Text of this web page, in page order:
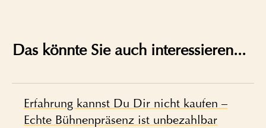
Das könnte Sie auch interessieren...
Erfahrung kannst Du Dir nicht kaufen –
Echte Bühnenpräsenz ist unbezahlbar